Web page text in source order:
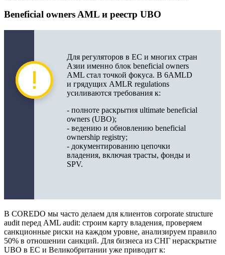
Beneficial owners AML и реестр UBO
Для регуляторов в ЕС и многих стран
Азии именно блок beneficial owners
AML стал точкой фокуса. В 6AMLD
и грядущих AMLR regulations
усиливаются требования к:
- полноте раскрытия ultimate beneficial
owners (UBO);
- ведению и обновлению beneficial
ownership registry;
- документированию цепочки
владения, включая трасты, фонды и
SPV.
В COREDO мы часто делаем для клиентов corporate structure
audit перед AML audit: строим карту владения, проверяем
санкционные риски на каждом уровне, анализируем правило
50% в отношении санкций. Для бизнеса из СНГ нераскрытие
UBO в ЕС и Великобритании уже приводит к: